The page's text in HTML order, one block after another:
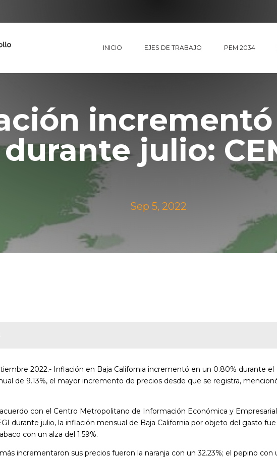
INICIO EJES DE TRABAJO PEM 2034
incrementó
julio:
Sep 5, 2022
2022.- Inflación en Baja California incrementó en un 0.80% durante el
de 9.13%, el mayor incremento de precios desde que se registra,
con el Centro Metropolitano de Información Económica y Empresarial
durante julio, la inflación mensual de Baja California por objeto del gasto fue
con un alza del 1.59%.
incrementaron sus precios fueron la naranja con un 32.23%; el pepino con